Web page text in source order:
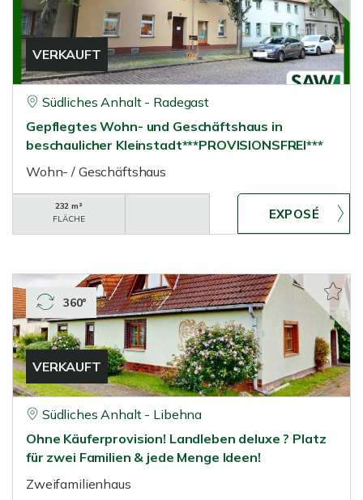
VERKAUFT
Südliches Anhalt - Radegast
Gepflegtes Wohn- und Geschäftshaus in
beschaulicher Kleinstadt***PROVISIONSFREI***
Wohn- / Geschäftshaus
232 m²
FLÄCHE
VERKAUFT
360°
Südliches Anhalt - Libehna
Ohne Käuferprovision! Landleben deluxe ? Platz
für zwei Familien & jede Menge Ideen!
Zweifamilienhaus